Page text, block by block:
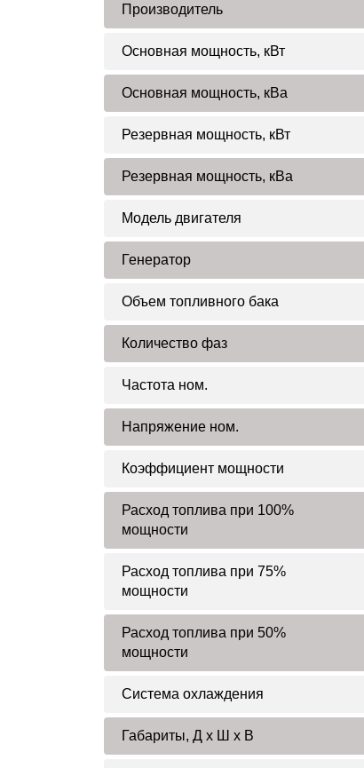
Производитель
Основная мощность, кВт
Основная мощность, кВа
Резервная мощность, кВт
Резервная мощность, кВа
Модель двигателя
Генератор
Объем топливного бака
Количество фаз
Частота ном.
Напряжение ном.
Коэффициент мощности
Расход топлива при 100%
мощности
Расход топлива при 75%
мощности
Расход топлива при 50%
мощности
Система охлаждения
Габариты, Д x Ш x В